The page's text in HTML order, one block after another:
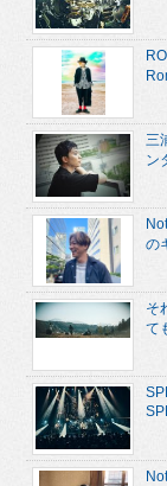
三
ン
の
そ
て